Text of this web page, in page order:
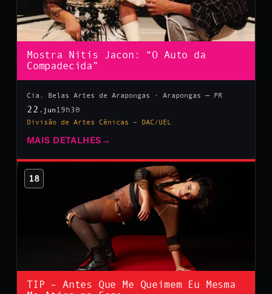
Mostra Nitis Jacon: “O Auto da
Compadecida”
Cia. Belas Artes de Arapongas · Arapongas — PR
22 .jun 19h30
Divisão de Artes Cênicas – DAC/UEL
MAIS DETALHES →
18
TIP – Antes Que Me Queimem Eu Mesma